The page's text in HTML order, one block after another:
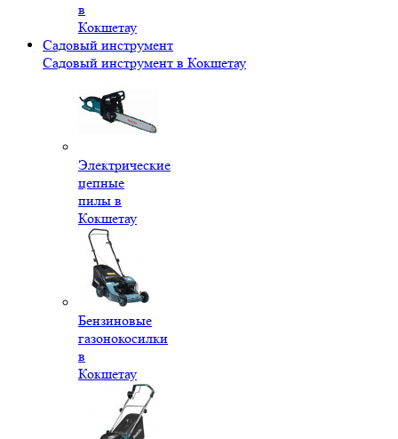
в
Кокшетау
Садовый инструмент
Садовый инструмент в Кокшетау
Электрические
цепные
пилы в
Кокшетау
Бензиновые
газонокосилки
в
Кокшетау